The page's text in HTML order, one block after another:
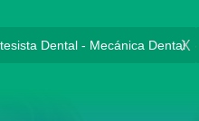
X